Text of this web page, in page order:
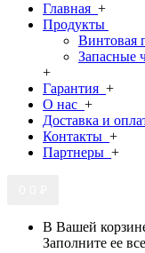
Главная +
Продукты
Винтовая
Запасные
+
Гарантия +
О нас +
Доставка и
Контакты +
Партнеры +
В Вашей
Заполните ее